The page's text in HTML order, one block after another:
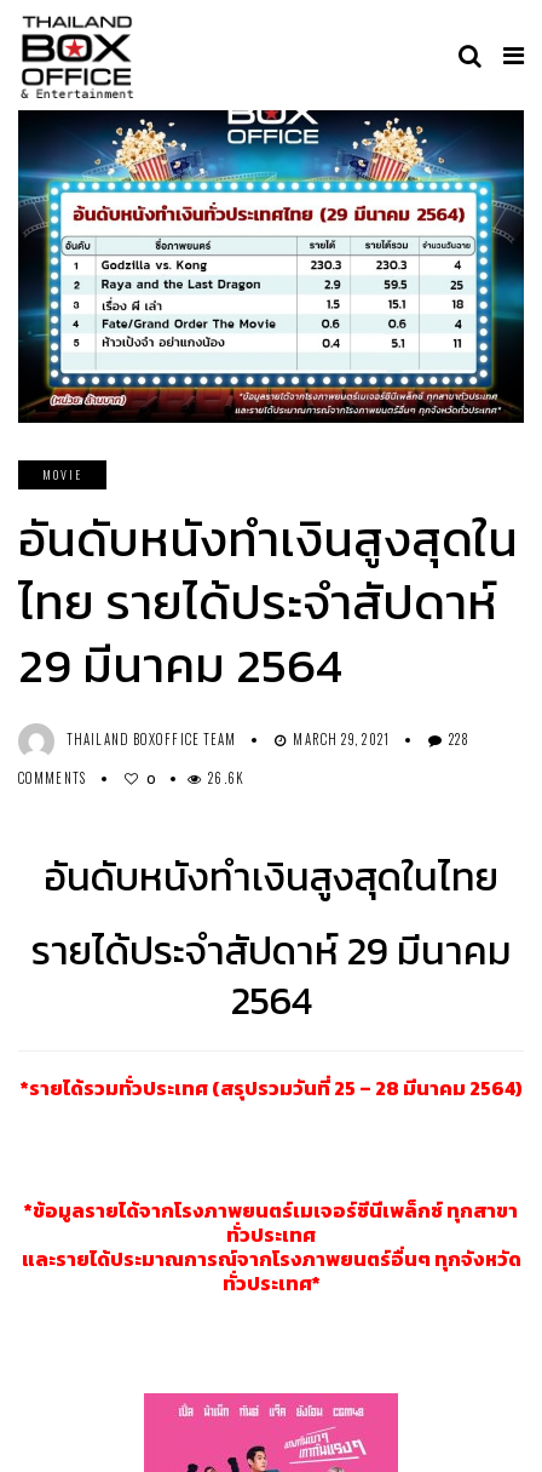
MOVIE
อันดับหนังทำเงินสูงสุดใน
ไทย รายได้ประจำสัปดาห์
29 มีนาคม 2564
THAILAND BOXOFFICE TEAM MARCH 29, 2021
228
COMMENTS
0 26.6K
อันดับหนังทำเงินสูงสุดในไทย
รายได้ประจำสัปดาห์ 29 มีนาคม
2564
*รายได้รวมทั่วประเทศ (สรุปรวมวันที่ 25 – 28 มีนาคม 2564)
*ข้อมูลรายได้จากโรงภาพยนตร์เมเจอร์ซีนีเพล็กซ์ ทุกสาขา
ทั่วประเทศ
และรายได้ประมาณการณ์จากโรงภาพยนตร์อื่นๆ ทุกจังหวัด
ทั่วประเทศ*